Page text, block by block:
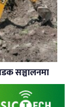
सञ्चालनमा